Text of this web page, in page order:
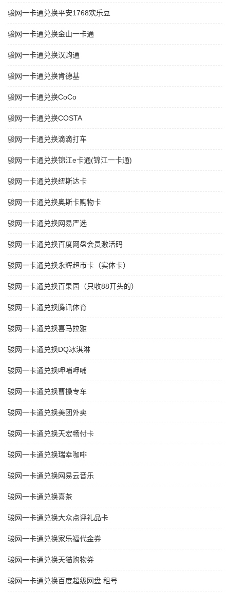
骏网一卡通兑换平安1768欢乐豆
骏网一卡通兑换金山一卡通
骏网一卡通兑换汉购通
骏网一卡通兑换肯德基
骏网一卡通兑换CoCo
骏网一卡通兑换COSTA
骏网一卡通兑换滴滴打车
骏网一卡通兑换锦江e卡通(锦江一卡通)
骏网一卡通兑换纽斯达卡
骏网一卡通兑换奥斯卡购物卡
骏网一卡通兑换网易严选
骏网一卡通兑换百度网盘会员激活码
骏网一卡通兑换永辉超市卡（实体卡）
骏网一卡通兑换百果园（只收88开头的）
骏网一卡通兑换腾讯体育
骏网一卡通兑换喜马拉雅
骏网一卡通兑换DQ冰淇淋
骏网一卡通兑换呷哺呷哺
骏网一卡通兑换曹操专车
骏网一卡通兑换美团外卖
骏网一卡通兑换天宏畅付卡
骏网一卡通兑换瑞幸咖啡
骏网一卡通兑换网易云音乐
骏网一卡通兑换喜茶
骏网一卡通兑换大众点评礼品卡
骏网一卡通兑换家乐福代金券
骏网一卡通兑换天猫购物券
骏网一卡通兑换百度超级网盘 租号